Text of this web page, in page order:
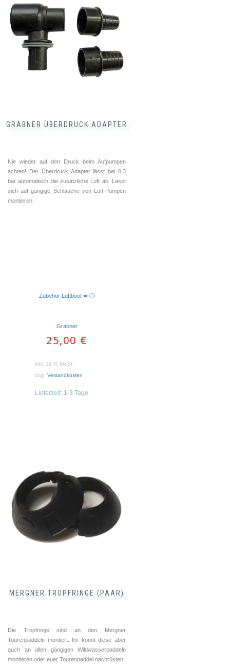
GRABNER ÜBERDRUCK ADAPTER
Nie wieder auf den Druck beim Aufpumpen
achten! Der Überdruck Adapter lässt bei 0,3
bar automatisch die zusätzliche Luft ab. Lässt
sich auf gängige Schläuche von Luft-Pumpen
montieren.
Zubehör Luftboot ➥ ⓘ
Grabner
25,00 €
inkl. 19 % MwSt.
zzgl. Versandkosten
Lieferzeit: 1-3 Tage
MERGNER TROPFRINGE (PAAR)
Die Tropfringe sind an den Mergner
Tourenpaddeln montiert. Ihr könnt diese aber
auch an allen gängigen Wildwasserpaddeln
montieren oder euer Tourenpaddel nachrüsten.